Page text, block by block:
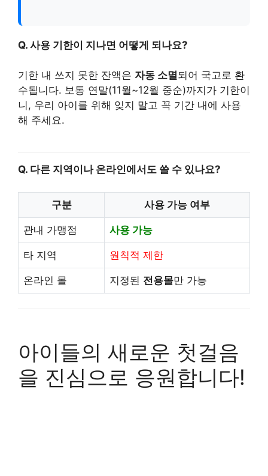
Q. 사용 기한이 지나면 어떻게 되나요?
기한 내 쓰지 못한 잔액은 자동 소멸되어 국고로 환
수됩니다. 보통 연말(11월~12월 중순)까지가 기한이
니, 우리 아이를 위해 잊지 말고 꼭 기간 내에 사용
해 주세요.
Q. 다른 지역이나 온라인에서도 쓸 수 있나요?
구분 사용 가능 여부
관내 가맹점 사용 가능
타 지역 원칙적 제한
온라인 몰 지정된 전용몰만 가능
아이들의 새로운 첫걸음
을 진심으로 응원합니다!